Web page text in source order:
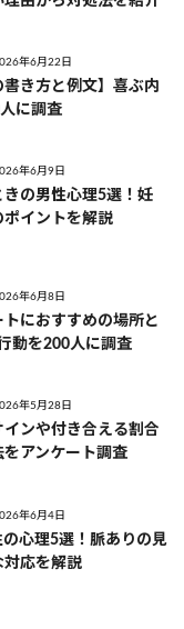
年6月22日
書き方と例文】喜ぶ内
に調査
年6月9日
の男性心理5選！妊
イントを解説
年6月8日
におすすめの場所と
動を200人に調査
年5月28日
ンや付き合える割合
アンケート調査
年6月4日
心理5選！脈ありの見
対応を解説